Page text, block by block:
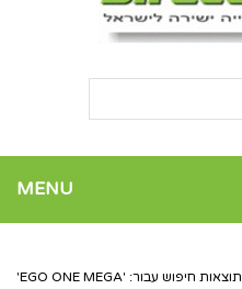
MENU
תוצאות חיפוש עבור: 'EGO ONE MEGA'